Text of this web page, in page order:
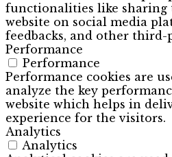
functionalities like sharing
website on social media
feedbacks, and other third-
Performance
Performance
Performance cookies are
analyze the key
website which helps in
experience for the visitors.
Analytics
Analytics